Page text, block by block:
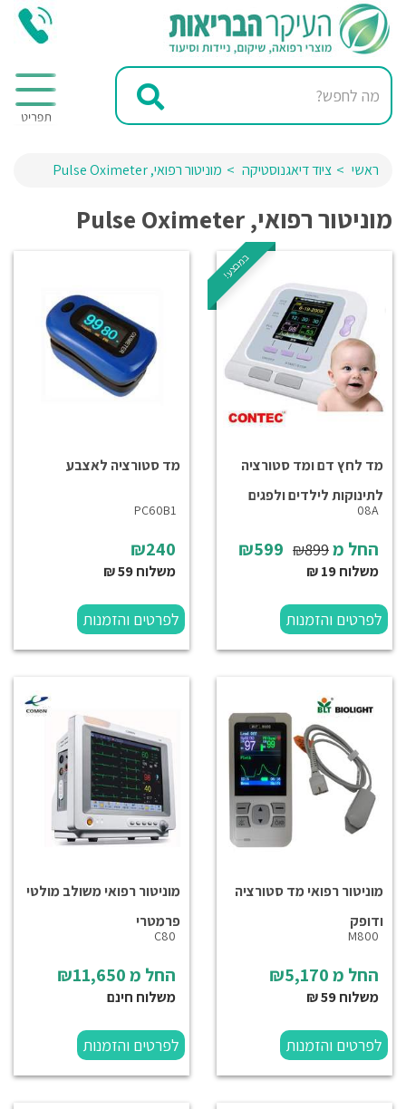
ראשי ציוד דיאגנוסטיקה מוניטור רפואי, Pulse Oximeter
מוניטור רפואי, Pulse Oximeter
במבצע!
מד לחץ דם ומד סטורציה
לתינוקות לילדים ולפגים
08A
החל מ₪899
משלוח 19 ₪
לפרטים והזמנות
מד סטורציה לאצבע
PC60B1
₪240
משלוח 59 ₪
לפרטים והזמנות
מוניטור רפואי מד סטורציה
ודופק
M800
החל מ
משלוח 59 ₪
לפרטים והזמנות
מוניטור רפואי משולב מולטי
פרמטרי
C80
החל מ
משלוח חינם
לפרטים והזמנות